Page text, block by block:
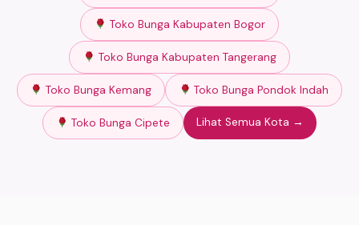
Toko Bunga Kabupaten Bogor
Toko Bunga Kabupaten Tangerang
Toko Bunga Kemang Toko Bunga Pondok Indah
Toko Bunga Cipete Lihat Semua Kota →